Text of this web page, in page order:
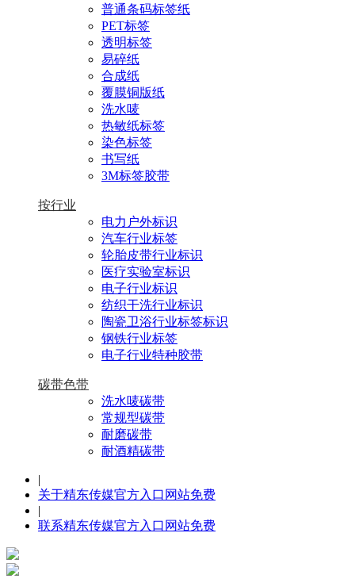
普通条码标签纸
PET标签
透明标签
易碎纸
合成纸
覆膜铜版纸
洗水唛
热敏纸标签
染色标签
书写纸
3M标签胶带
按行业
电力户外标识
汽车行业标签
轮胎皮带行业标识
医疗实验室标识
电子行业标识
纺织干洗行业标识
陶瓷卫浴行业标签标识
钢铁行业标签
电子行业特种胶带
碳带色带
洗水唛碳带
常规型碳带
耐磨碳带
耐酒精碳带
|
关于精东传媒官方入口网站免费
|
联系精东传媒官方入口网站免费